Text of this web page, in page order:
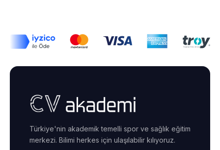
Türkiye'nin akademik temelli spor ve sağlık eğitim
merkezi. Bilimi herkes için ulaşılabilir kılıyoruz.